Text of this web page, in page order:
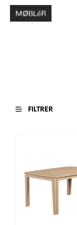
FILTRER